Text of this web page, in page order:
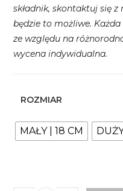
składnik, skontaktuj się
będzie to możliwe.
ze względu na
wycena indywidualna.
ROZMIAR
MAŁY | 18 CM